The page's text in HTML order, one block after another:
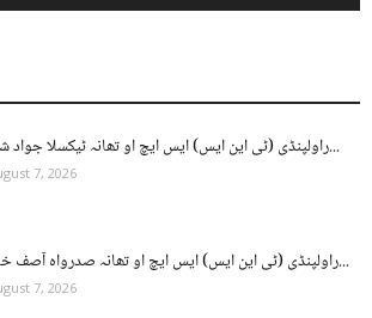
راولپنڈی (ٹی این ایس) ایس ایچ او تھانہ ٹیکسلا جواد شاہ...
7, 2026
راولپنڈی (ٹی این ایس) ایس ایچ او تھانہ صدرواہ آصف خان...
7, 2026